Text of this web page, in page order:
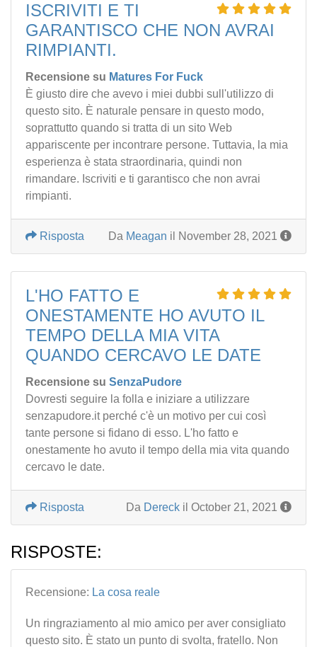
ISCRIVITI E TI
GARANTISCO CHE NON AVRAI
RIMPIANTI.
Recensione su Matures For Fuck
È giusto dire che avevo i miei dubbi sull'utilizzo di
questo sito. È naturale pensare in questo modo,
soprattutto quando si tratta di un sito Web
appariscente per incontrare persone. Tuttavia, la mia
esperienza è stata straordinaria, quindi non
rimandare. Iscriviti e ti garantisco che non avrai
rimpianti.
Da Meagan il November 28, 2021
Risposta
L'HO FATTO E
ONESTAMENTE HO AVUTO IL
TEMPO DELLA MIA VITA
QUANDO CERCAVO LE DATE
Recensione su SenzaPudore
Dovresti seguire la folla e iniziare a utilizzare
senzapudore.it perché c'è un motivo per cui così
tante persone si fidano di esso. L'ho fatto e
onestamente ho avuto il tempo della mia vita quando
cercavo le date.
Da Dereck il October 21, 2021
Risposta
RISPOSTE:
Recensione: La cosa reale
Un ringraziamento al mio amico per aver consigliato
questo sito. È stato un punto di svolta, fratello. Non